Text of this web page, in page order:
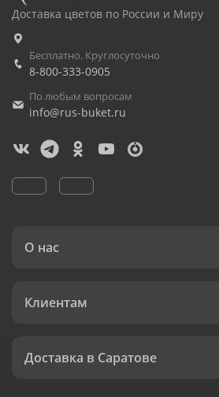
Доставка цветов по России и Миру
Бесплатно. Круглосуточно
8-800-333-0905
По любым вопросам
info@rus-buket.ru
О нас
Клиентам
Доставка в Саратове